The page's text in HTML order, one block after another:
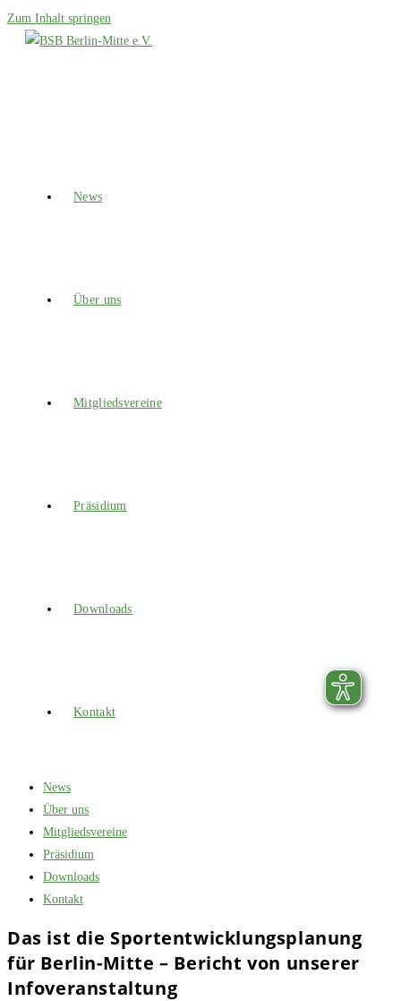
Zum Inhalt springen
News
Über uns
Mitgliedsvereine
Präsidium
Downloads
Kontakt
News
Über uns
Mitgliedsvereine
Präsidium
Downloads
Kontakt
Das ist die Sportentwicklungsplanung
für Berlin-Mitte – Bericht von unserer
Infoveranstaltung